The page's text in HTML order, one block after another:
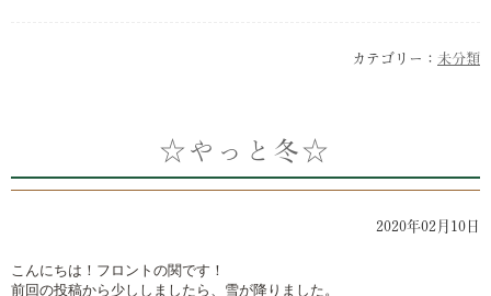
カテゴリー： 未分類
☆やっと冬☆
2020年02月10日
こんにちは！フロントの関です！
前回の投稿から少ししましたら、雪が降りました。